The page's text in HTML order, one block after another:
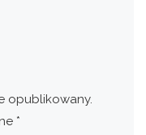
opublikowany.
*